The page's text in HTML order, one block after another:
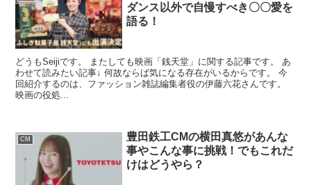
ダンス以外で自慢すべき〇〇愛を
語る！
どうもSeijiです。 またしても映画「銭天堂」に関する記事です。 あ
わせて読みたい記事↓ 何故ならば気になる存在がいるからです。 今
回紹介するのは、ファッション雑誌編集者役の伊藤六花さんです。
映画の役処...
CM
豊田鉄工CMの横田真悠があんな
事やこんな事に挑戦！でもこれだ
けはどうやら？